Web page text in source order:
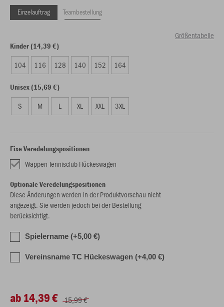
Einzelauftrag Teambestellung
Größentabelle
Kinder (14,39 €)
104 116 128 140 152 164
Unisex (15,69 €)
S M L XL XXL 3XL
Fixe Veredelungspositionen
Wappen Tennisclub Hückeswagen
Optionale Veredelungspositionen
Diese Änderungen werden in der Produktvorschau nicht
angezeigt. Sie werden jedoch bei der Bestellung
berücksichtigt.
Spielername (+5,00 €)
Vereinsname TC Hückeswagen (+4,00 €)
ab 14,39 € 15,99 €